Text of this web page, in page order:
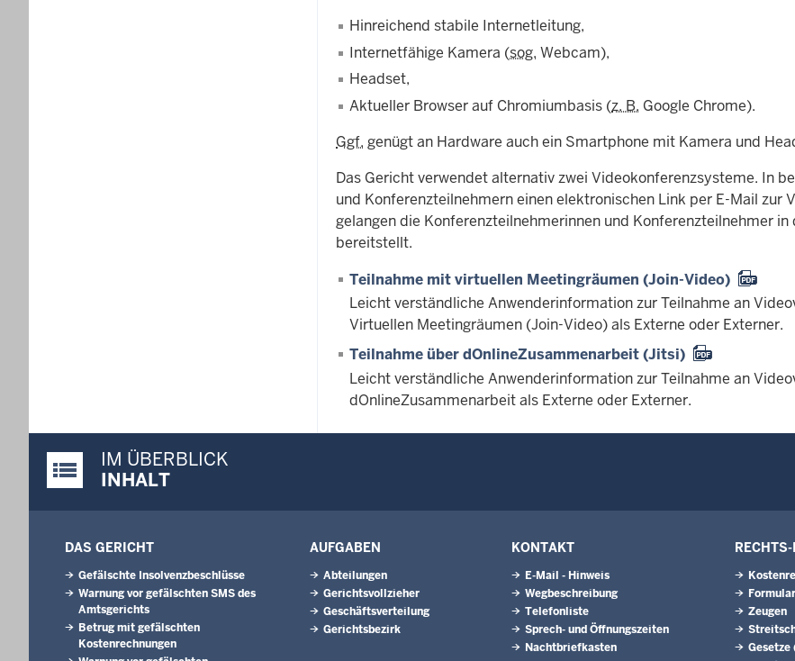
Hinreichend stabile Internetleitung,
Internetfähige Kamera (sog. Webcam),
Headset,
Aktueller Browser auf Chromiumbasis (z. B. Google Chrome).
Ggf. genügt an Hardware auch ein Smartphone mit Kamera und
Das Gericht verwendet alternativ zwei Videokonferenzsysteme. In
und Konferenzteilnehmern einen elektronischen Link per E-Mail zur
gelangen die Konferenzteilnehmerinnen und Konferenzteilnehmer
bereitstellt.
Teilnahme mit virtuellen Meetingräumen (Join-Video)
Leicht verständliche Anwenderinformation zur Teilnahme an
Virtuellen Meetingräumen (Join-Video) als Externe oder Externer.
Teilnahme über dOnlineZusammenarbeit (Jitsi)
Leicht verständliche Anwenderinformation zur Teilnahme an
dOnlineZusammenarbeit als Externe oder Externer.
Justiz-Portal im Überblick:
IM ÜBERBLICK
INHALT
DAS GERICHT
Gefälschte Insolvenzbeschlüsse
Warnung vor gefälschten SMS des
Amtsgerichts
Betrug mit gefälschten
Kostenrechnungen
AUFGABEN
Abteilungen
Gerichtsvollzieher
Geschäftsverteilung
Gerichtsbezirk
KONTAKT
E-Mail - Hinweis
Wegbeschreibung
Telefonliste
Sprech- und Öffnungszeiten
Nachtbriefkasten
Zeugen